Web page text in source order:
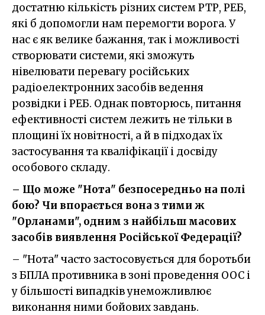
достатню кількість різних систем РТР, РЕБ,
які б допомогли нам перемогти ворога. У
нас є як велике бажання, так і можливості
створювати системи, які зможуть
нівелювати перевагу російських
радіоелектронних засобів ведення
розвідки і РЕБ. Однак повторюсь, питання
ефективності систем лежить не тільки в
площині їх новітності, а й в підходах їх
застосування та кваліфікації і досвіду
особового складу.
– Що може "Нота" безпосередньо на полі
бою? Чи впорається вона з тими ж
"Орланами", одним з найбільш масових
засобів виявлення Російської Федерації?
– "Нота" часто застосовується для боротьби
з БПЛА противника в зоні проведення ООС і
у більшості випадків унеможливлює
виконання ними бойових завдань.